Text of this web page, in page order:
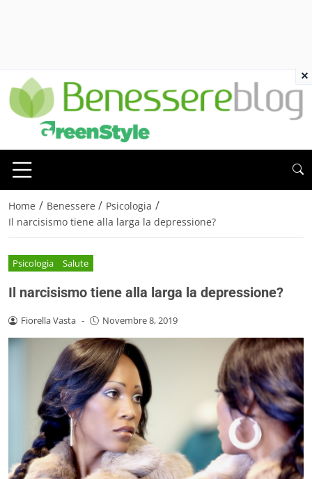
Home / Benessere / Psicologia /
Il narcisismo tiene alla larga la depressione?
Psicologia Salute
Il narcisismo tiene alla larga la depressione?
Fiorella Vasta - Novembre 8, 2019
×